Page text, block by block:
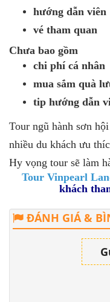
hướng dẫn viên
vé tham quan
Chưa bao gồm
chi phí cá nhân
mua sắm quà
tip hướng dẫn
Tour ngũ hành sơn
nhiều du khách ưu
Hy vọng tour sẽ làm
Tour Vinpearl
khách
ĐÁNH GIÁ &